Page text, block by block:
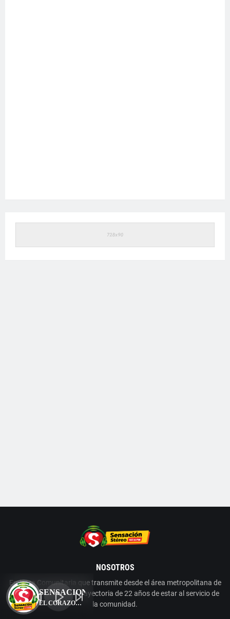
NOSOTROS
Emisora Comunitaria que transmite desde el área metropolitana de
Barranquilla con una trayectoria de 22 años de estar al servicio de
la comunidad.